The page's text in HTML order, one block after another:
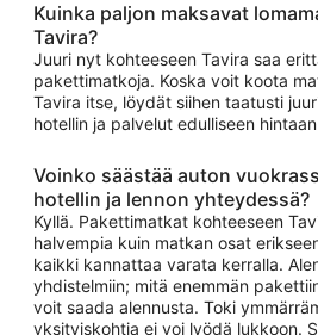
Kuinka paljon maksavat
Tavira?
Juuri nyt kohteeseen Tavira saa
pakettimatkoja. Koska voit koota
Tavira itse, löydät siihen taatusti
hotellin ja palvelut edulliseen
Voinko säästää auton
hotellin ja lennon yhteydessä?
Kyllä. Pakettimatkat kohteeseen
halvempia kuin matkan osat
kaikki kannattaa varata kerralla.
yhdistelmiin; mitä enemmän
voit saada alennusta. Toki
yksityiskohtia ei voi lyödä lukkoon.